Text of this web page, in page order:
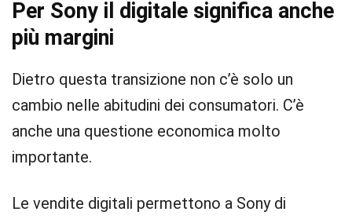
Per Sony il digitale significa anche
più margini
Dietro questa transizione non c’è solo un
cambio nelle abitudini dei consumatori. C’è
anche una questione economica molto
importante.
Le vendite digitali permettono a Sony di